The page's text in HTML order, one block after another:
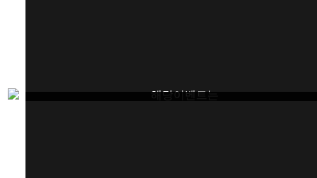
해당이벤트는